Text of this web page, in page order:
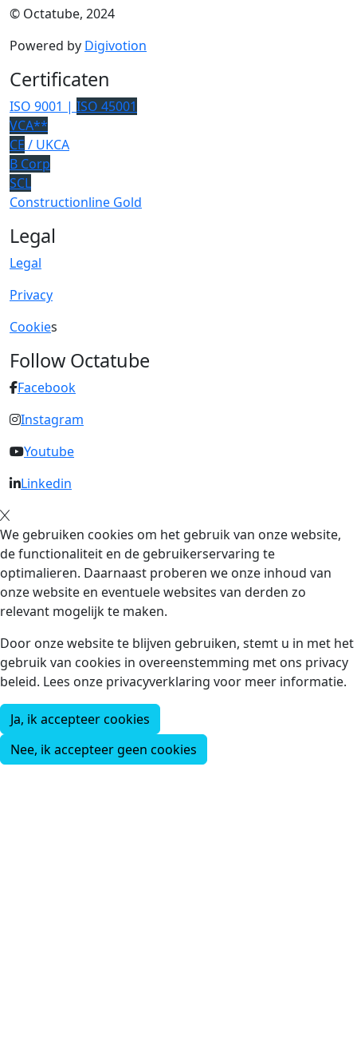
© Octatube, 2024
Powered by Digivotion
Certificaten
ISO 9001 | ISO 45001
VCA**
CE / UKCA
B Corp
SCL
Constructionline Gold
Legal
Legal
Privacy
Cookies
Follow Octatube
Facebook
Instagram
Youtube
Linkedin
We gebruiken cookies om het gebruik van onze website,
de functionaliteit en de gebruikerservaring te
optimalieren. Daarnaast proberen we onze inhoud van
onze website en eventuele websites van derden zo
relevant mogelijk te maken.
Door onze website te blijven gebruiken, stemt u in met het
gebruik van cookies in overeenstemming met ons privacy
beleid. Lees onze privacyverklaring voor meer informatie.
Ja, ik accepteer cookies
Nee, ik accepteer geen cookies